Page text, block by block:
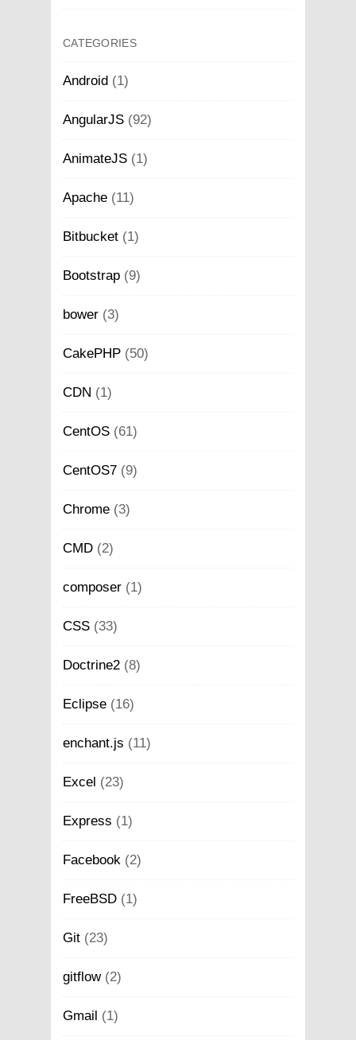
CATEGORIES
Android (1)
AngularJS (92)
AnimateJS (1)
Apache (11)
Bitbucket (1)
Bootstrap (9)
bower (3)
CakePHP (50)
CDN (1)
CentOS (61)
CentOS7 (9)
Chrome (3)
CMD (2)
composer (1)
CSS (33)
Doctrine2 (8)
Eclipse (16)
enchant.js (11)
Excel (23)
Express (1)
Facebook (2)
FreeBSD (1)
Git (23)
gitflow(2)
Gmail (1)